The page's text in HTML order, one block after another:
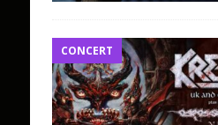
CONCERT